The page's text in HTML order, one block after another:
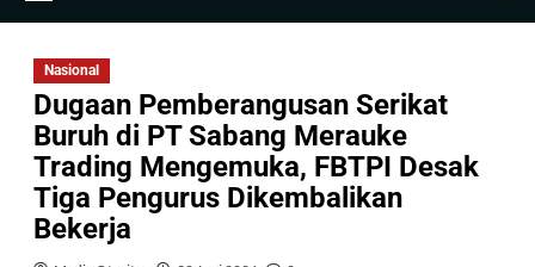
Nasional
Dugaan Pemberangusan Serikat
Buruh di PT Sabang Merauke
Trading Mengemuka, FBTPI Desak
Tiga Pengurus Dikembalikan
Bekerja